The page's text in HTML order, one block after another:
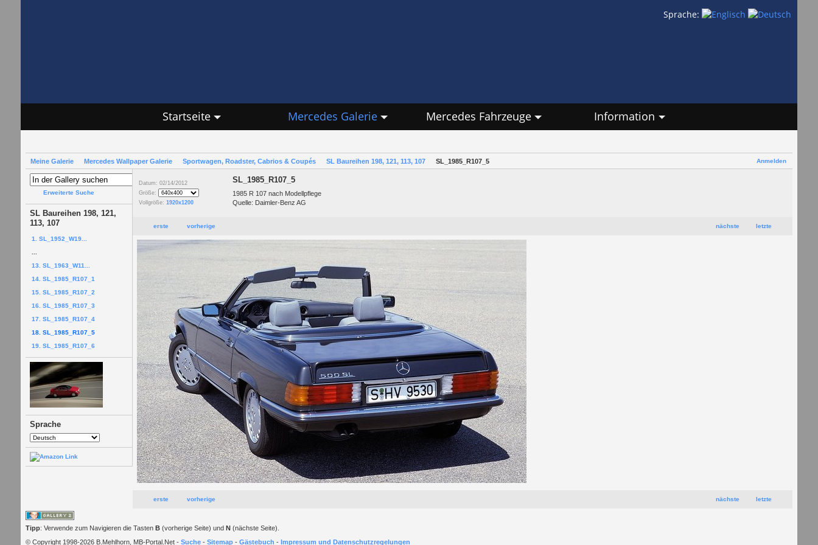
Sprache:
Startseite Mercedes Galerie Mercedes Fahrzeuge Information
Anmelden
Meine Galerie Mercedes Wallpaper Galerie Sportwagen, Roadster, Cabrios & Coupés SL Baureihen 198, 121, 113, 107 SL_1985_R107_5
Erweiterte Suche
SL Baureihen 198, 121,
113, 107
1. SL_1952_W19...
13. SL_1963_W11...
14. SL_1985_R107_1
15. SL_1985_R107_2
16. SL_1985_R107_3
17. SL_1985_R107_4
18. SL_1985_R107_5
19. SL_1985_R107_6
Sprache
Datum: 02/14/2012
Größe:
Vollgröße: 1920x1200
SL_1985_R107_5
1985 R 107 nach Modellpflege
Quelle: Daimler-Benz AG
nächste letzte
erste vorherige
nächste letzte
erste vorherige
Tipp: Verwende zum Navigieren die Tasten B(vorherige Seite) und N(nächste Seite).
© Copyright 1998-2026 B.Mehlhorn, MB-Portal.Net - Suche- Sitemap- Gästebuch - Impressum und Datenschutzregelungen